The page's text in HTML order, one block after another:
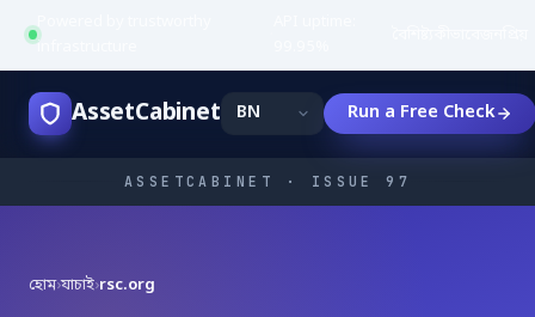
Powered by trustworthy
infrastructure
AssetCabinet Run a Free Check
ASSETCABINET · ISSUE 97
হোম›যাচাই›rsc.org